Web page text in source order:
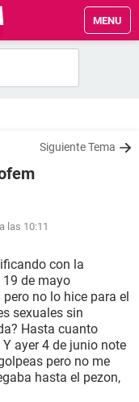
MENU
Siguiente Tema
las 10:11
con la
de mayo
no lo hice para el
sexuales sin
Hasta cuanto
ayer 4 de junio note
pero no me
hasta el pezon,